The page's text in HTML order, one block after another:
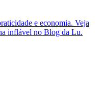
e economia. Veja
inflável no Blog da Lu.